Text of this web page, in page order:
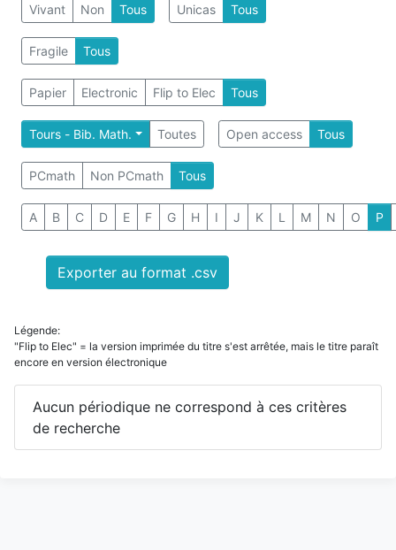
Vivant Non Tous Unicas Tous
Fragile Tous
Papier Electronic Flip to Elec Tous
Tours - Bib. Math. Toutes Open access Tous
PCmath Non PCmath Tous
A B C D E F G H I J K L M N O P
Exporter au format .csv
Légende:
"Flip to Elec" = la version imprimée du titre s'est arrêtée, mais le titre paraît
encore en version électronique
Aucun périodique ne correspond à ces critères
de recherche